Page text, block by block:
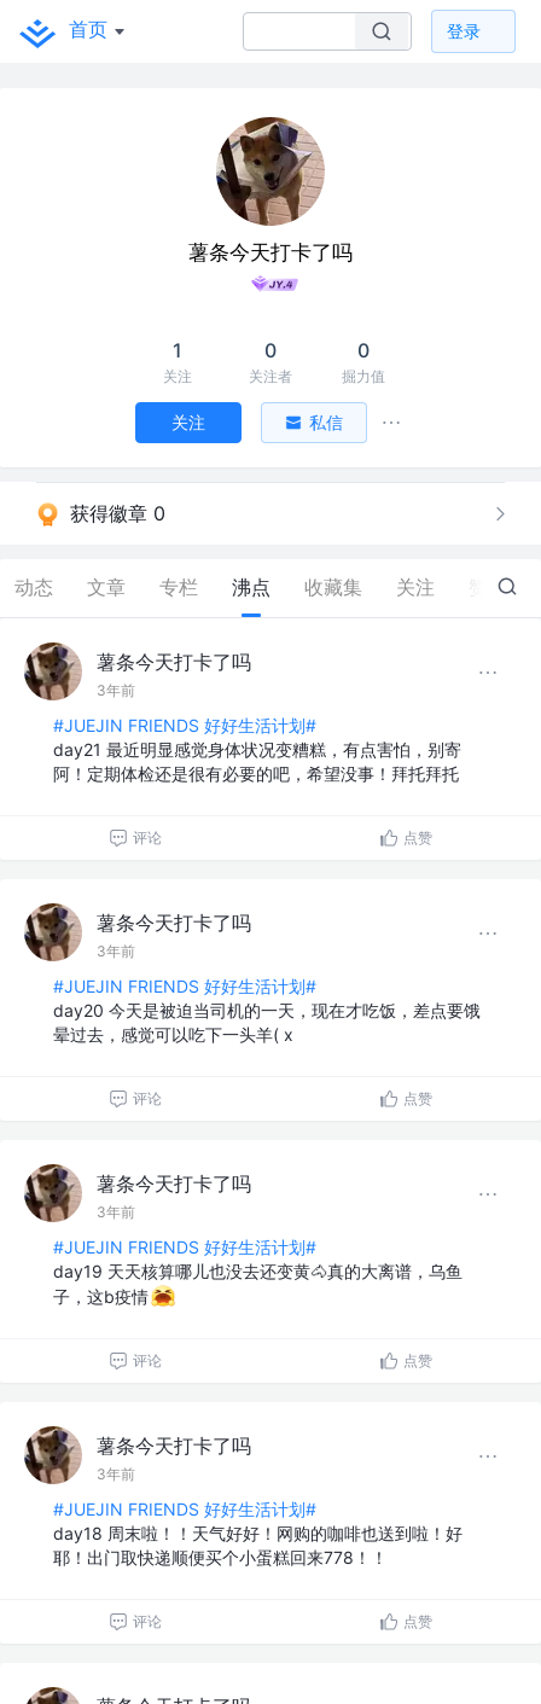
首页 登录
薯条今天打卡了吗
1
关注
0
关注者
0
掘力值
关注 私信
获得徽章 0
动态 文章 专栏 沸点 收藏集 关注 1
薯条今天打卡了吗
3年前
#JUEJIN FRIENDS 好好生活计划#
day21 最近明显感觉身体状况变糟糕，有点害怕，别寄
阿！定期体检还是很有必要的吧，希望没事！拜托拜托
评论 点赞
薯条今天打卡了吗
3年前
#JUEJIN FRIENDS 好好生活计划#
day20 今天是被迫当司机的一天，现在才吃饭，差点要饿
晕过去，感觉可以吃下一头羊( x
评论 点赞
薯条今天打卡了吗
3年前
#JUEJIN FRIENDS 好好生活计划#
day19 天天核算哪儿也没去还变黄🐴真的大离谱，乌鱼
子，这b疫情
评论 点赞
薯条今天打卡了吗
3年前
#JUEJIN FRIENDS 好好生活计划#
day18 周末啦！！天气好好！网购的咖啡也送到啦！好
耶！出门取快递顺便买个小蛋糕回来778！！
评论 点赞